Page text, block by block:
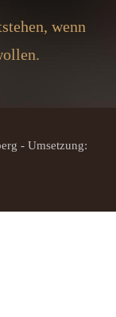
wenn
- Umsetzung: